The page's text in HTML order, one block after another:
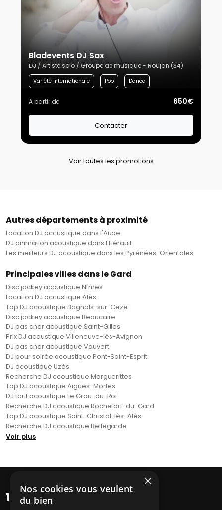
Bladevents DJ Sax
DJ / Artiste solo / Groupe de musique - Roujan (34)
Variété Internationale Pop Dance
A partir de 650€
Contacter
Voir toutes les promotions
Autres départements à proximité
Location DJ acoustique dans l'Aude
DJ animation acoustique dans l'Hérault
Les meilleurs DJ acoustique dans les Pyrénées-Orientales
Principales villes dans le Gard
Disc jockey acoustique Nîmes
Location DJ acoustique Alès
Top DJ acoustique Bagnols-sur-Cèze
Disc jockey acoustique Beaucaire
DJ pas cher acoustique Saint-Gilles
Prix DJ acoustique Villeneuve-lès-Avignon
DJ pas cher acoustique Vauvert
DJ pour soirée acoustique Pont-Saint-Esprit
DJ acoustique Uzès
Recherche DJ acoustique Marguerittes
Top DJ acoustique Aigues-Mortes
DJ tarif acoustique Le Grau-du-Roi
Recherche DJ acoustique Rochefort-du-Gard
Top DJ acoustique Saint-Christol-lès-Alès
Recherche DJ acoustique Bellegarde
Voir plus
×
Nos cookies vous veulent
du bien